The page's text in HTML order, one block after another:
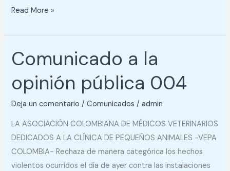
Read More »
Comunicado a la
opinión pública 004
Deja un comentario /Comunicados /admin
LA ASOCIACIÓN COLOMBIANA DE MÉDICOS VETERINARIOS
DEDICADOS A LA CLÍNICA DE PEQUEÑOS ANIMALES -VEPA
COLOMBIA- Rechaza de manera categórica los hechos
violentos ocurridos el día de ayer contra las instalaciones
Comunicado
a
la
opinión
pública
004